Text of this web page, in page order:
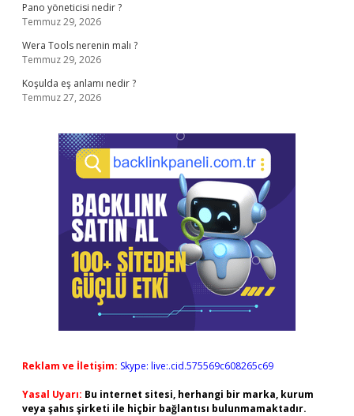
Pano yöneticisi nedir ?
Temmuz 29, 2026
Wera Tools nerenin malı ?
Temmuz 29, 2026
Koşulda eş anlamı nedir ?
Temmuz 27, 2026
Reklam ve İletişim: Skype: live:.cid.575569c608265c69
Yasal Uyarı: Bu internet sitesi, herhangi bir marka, kurum
veya şahıs şirketi ile hiçbir bağlantısı bulunmamaktadır.